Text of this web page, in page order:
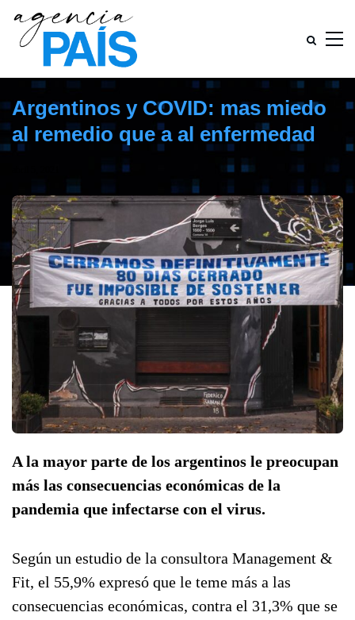
Argentinos y COVID: mas miedo
al remedio que a al enfermedad
A la mayor parte de los argentinos le preocupan
más las consecuencias económicas de la
pandemia que infectarse con el virus.
Según un estudio de la consultora Management &
Fit, el 55,9% expresó que le teme más a las
consecuencias económicas, contra el 31,3% que se